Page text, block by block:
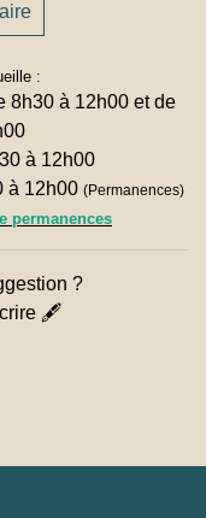
:
8h30 à 12h00 et de
à 12h00
à 12h00 (Permanences)
permanences
?
🖋